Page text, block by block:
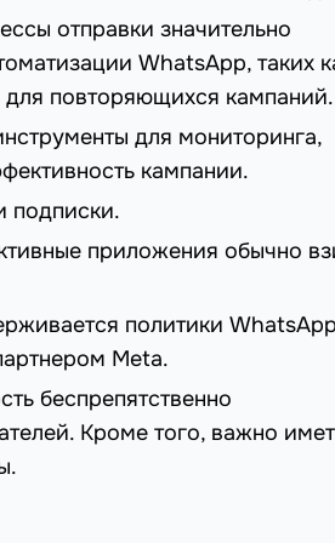
отправки значительно
WhatsApp, таких
повторяющихся кампаний.
для мониторинга,
кампании.
подписки.
приложения обычно
политики
Meta.
беспрепятственно
Кроме того, важно